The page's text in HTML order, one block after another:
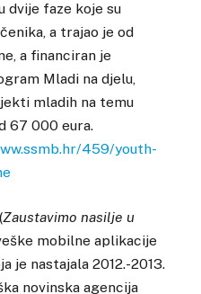
dvije faze koje su
a trajao je od
a financiran je
Mladi na djelu,
mladih na temu
67 000 eura.
459/youth-
Zaustavimo nasilje u
mobilne aplikacije
je nastajala 2012.-2013.
novinska agencija